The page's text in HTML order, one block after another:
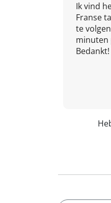
Ik vind
Franse
te
minuten
Bedankt!